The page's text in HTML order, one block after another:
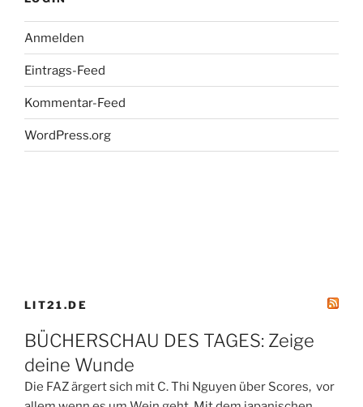
Uhr,
SWR2“
Anmelden
Eintrags-Feed
Kommentar-Feed
WordPress.org
LIT21.DE
BÜCHERSCHAU DES TAGES: Zeige
deine Wunde
Die FAZ ärgert sich mit C. Thi Nguyen über Scores, vor